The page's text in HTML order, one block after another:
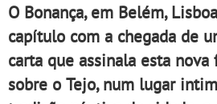
O Bonança, em Belém,
capítulo com a chegada de
carta que assinala esta nova
sobre o Tejo, num lugar